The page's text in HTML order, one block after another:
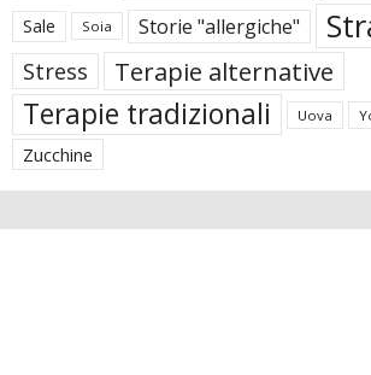
Sale Soia Storie "allergiche"
Stress Terapie alternative
Terapie tradizionali Uova
Zucchine